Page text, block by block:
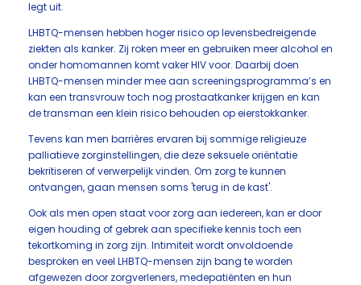
legt uit.
LHBTQ-mensen hebben hoger risico op levensbedreigende
ziekten als kanker. Zij roken meer en gebruiken meer alcohol en
onder homomannen komt vaker HIV voor. Daarbij doen
LHBTQ-mensen minder mee aan screeningsprogramma’s en
kan een transvrouw toch nog prostaatkanker krijgen en kan
de transman een klein risico behouden op eierstokkanker.
Tevens kan men barrières ervaren bij sommige religieuze
palliatieve zorginstellingen, die deze seksuele oriëntatie
bekritiseren of verwerpelijk vinden. Om zorg te kunnen
ontvangen, gaan mensen soms 'terug in de kast'.
Ook als men open staat voor zorg aan iedereen, kan er door
eigen houding of gebrek aan specifieke kennis toch een
tekortkoming in zorg zijn. Intimiteit wordt onvoldoende
besproken en veel LHBTQ-mensen zijn bang te worden
afgewezen door zorgverleners, medepatiënten en hun